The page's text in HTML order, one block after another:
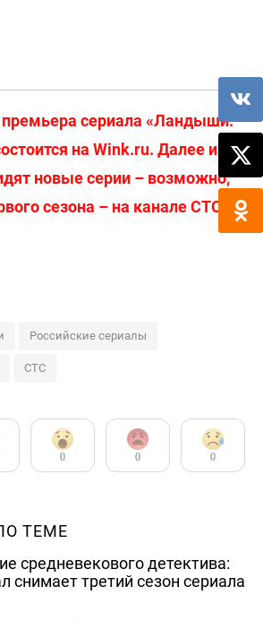
сериала «Ландыши.
на Wink.ru. Далее и
новые серии – возможно,
сезона – на канале СТС.
Российские сериалы
СТС
0 0 0
ТЕМЕ
средневекового детектива:
снимает третий сезон сериала